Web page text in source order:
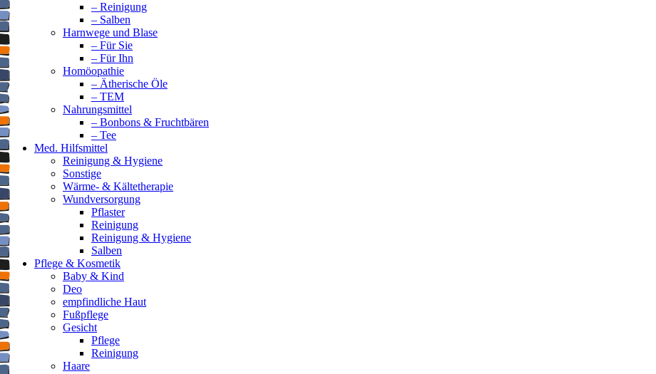
– Reinigung
– Salben
Harnwege und Blase
– Für Sie
– Für Ihn
Homöopathie
– Ätherische Öle
– TEM
Nahrungsmittel
– Bonbons & Fruchtbären
– Tee
Med. Hilfsmittel
Reinigung & Hygiene
Sonstige
Wärme- & Kältetherapie
Wundversorgung
Pflaster
Reinigung
Reinigung & Hygiene
Salben
Pflege & Kosmetik
Baby & Kind
Deo
empfindliche Haut
Fußpflege
Gesicht
Pflege
Reinigung
Haare